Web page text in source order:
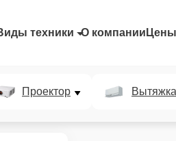
техники О компании
Проектор Вытяжка